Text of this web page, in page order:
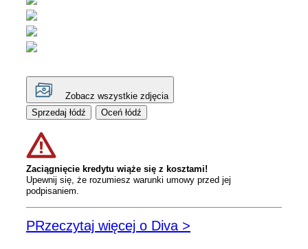
Zobacz wszystkie zdjęcia
Sprzedaj łódź
Oceń łódź
Zaciągnięcie kredytu wiąże się z kosztami!
Upewnij się, że rozumiesz warunki umowy przed jej
podpisaniem.
PRzeczytaj więcej o Diva >